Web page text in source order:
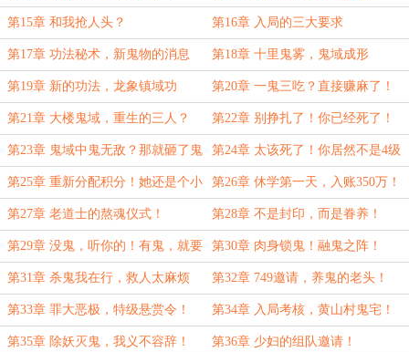
第15章 和我抢人头？ 第16章 入局的三大要求
第17章 功法秘术，新鬼物的消息 第18章 十里鬼雾，鬼域成形
第19章 新的功法，龙象镇域功 第20章 一鬼三吃？直接赚麻了！
第21章 大楼鬼域，重生的三人？ 第22章 别挣扎了！你已经死了！
第23章 鬼域中鬼无敌？那就砸了鬼
域！
第24章 太该死了！你居然不是4级
鬼物！
第25章 重新分配积分！她还是个小
富婆！
第26章 休学第一天，入账350万！
第27章 老道士的熬魂仪式！ 第28章 不是封印，而是眷养！
第29章 没鬼，听你的！有鬼，就要
听我的
第30章 肉身锁鬼！融鬼之阵！
第31章 杀鬼我在行，救人太麻烦
了！
第32章 749邀请，养鬼的老头！
第33章 罪大恶极，特级悬赏令！ 第34章 入局考核，黄山村鬼宅！
第35章 除妖灭鬼，我义不容辞！ 第36章 少妇的组队邀请！